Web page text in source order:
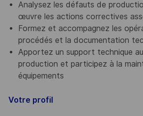
Analysez les défauts de
œuvre les actions correctives
Formez et accompagnez les
procédés et la documentation
Apportez un support technique
production et participez à la
équipements
Votre profil